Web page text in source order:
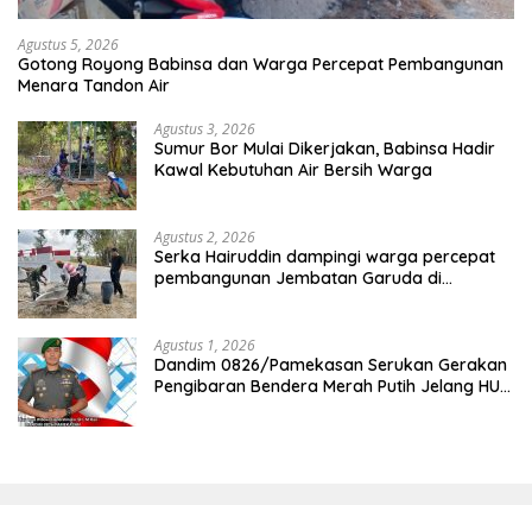
Agustus 5, 2026
Gotong Royong Babinsa dan Warga Percepat Pembangunan
Menara Tandon Air
Agustus 3, 2026
Sumur Bor Mulai Dikerjakan, Babinsa Hadir
Kawal Kebutuhan Air Bersih Warga
Agustus 2, 2026
Serka Hairuddin dampingi warga percepat
pembangunan Jembatan Garuda di
Agustus 1, 2026
Dandim 0826/Pamekasan Serukan Gerakan
Pengibaran Bendera Merah Putih Jelang HUT